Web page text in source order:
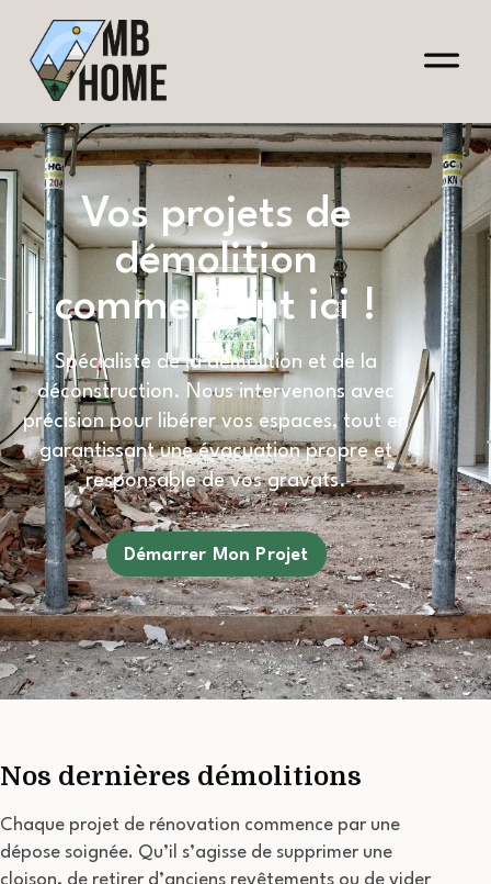
Vos projets de
démolition
commencent ici !
Spécialiste de la démolition et de la
déconstruction. Nous intervenons avec
précision pour libérer vos espaces, tout en
garantissant une évacuation propre et
responsable de vos gravats.
Démarrer Mon Projet
Nos dernières démolitions
Chaque projet de rénovation commence par une
dépose soignée. Qu’il s’agisse de supprimer une
cloison, de retirer d’anciens revêtements ou de vider